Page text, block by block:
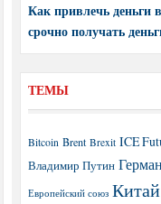
Как привлечь деньги
срочно получать
ТЕМЫ
Bitcoin Brent Brexit ICE
Владимир Путин
Европейский союз Китай